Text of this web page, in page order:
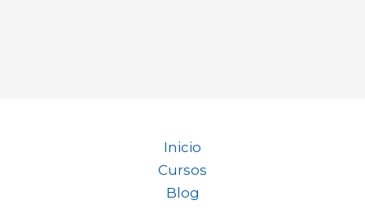
Inicio
Cursos
Blog